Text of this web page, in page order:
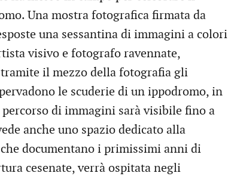
Una mostra fotografica firmata da
una sessantina di immagini a colori
visivo e fotografo ravennate,
il mezzo della fotografia gli
le scuderie di un ippodromo, in
di immagini sarà visibile fino a
anche uno spazio dedicato alla
documentano i primissimi anni di
cesenate, verrà ospitata negli